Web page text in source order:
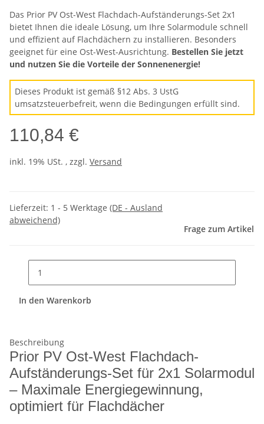
Das Prior PV Ost-West Flachdach-Aufständerungs-Set 2x1
bietet Ihnen die ideale Lösung, um Ihre Solarmodule schnell
und effizient auf Flachdächern zu installieren. Besonders
geeignet für eine Ost-West-Ausrichtung. Bestellen Sie jetzt
und nutzen Sie die Vorteile der Sonnenenergie!
Dieses Produkt ist gemäß §12 Abs. 3 UstG
umsatzsteuerbefreit, wenn die Bedingungen erfüllt sind.
110,84 €
inkl. 19% USt. , zzgl. Versand
Lieferzeit: 1 - 5 Werktage (DE - Ausland
abweichend)
Frage zum Artikel
In den Warenkorb
Beschreibung
Prior PV Ost-West Flachdach-
Aufständerungs-Set für 2x1 Solarmodul
– Maximale Energiegewinnung,
optimiert für Flachdächer